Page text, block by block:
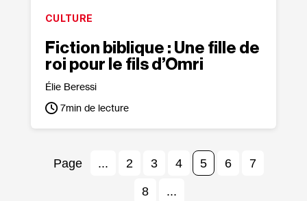
CULTURE
Fiction biblique : Une fille de
roi pour le fils d’Omri
Élie Beressi
7min de lecture
... 2 3 4 5 6 7
8 ...